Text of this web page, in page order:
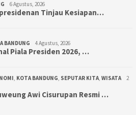
6 Agustus, 2026
Tinjau Kesiapan…
BANDUNG 4 Agustus, 2026
Piala Presiden 2026, …
, KOTA BANDUNG, SEPUTAR KITA, WISATA
2
Awi Cisurupan Resmi …